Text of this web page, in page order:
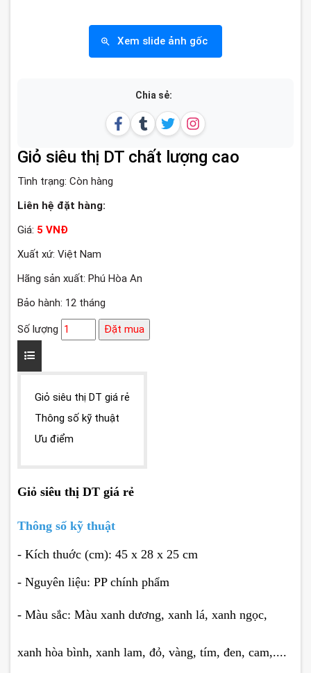
Xem slide ảnh gốc
Chia sẻ:
Giỏ siêu thị DT chất lượng cao
Tình trạng: Còn hàng
Liên hệ đặt hàng:
Giá: 5 VNĐ
Xuất xứ: Việt Nam
Hãng sản xuất: Phú Hòa An
Bảo hành: 12 tháng
Số lượng Đặt mua
Giỏ siêu thị DT giá rẻ
Thông số kỹ thuật
Ưu điểm
Giỏ siêu thị DT giá rẻ
Thông số kỹ thuật
- Kích thuớc (cm): 45 x 28 x 25 cm
- Nguyên liệu: PP chính phẩm
- Màu sắc: Màu xanh dương, xanh lá, xanh ngọc,
xanh hòa bình, xanh lam, đỏ, vàng, tím, đen, cam,....